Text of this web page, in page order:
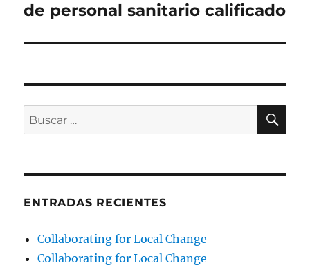
de personal sanitario calificado
Buscar
por:
ENTRADAS RECIENTES
Collaborating for Local Change
Collaborating for Local Change